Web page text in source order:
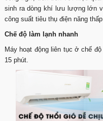
sinh ra dòng khí lưu lượng lớn
công suất tiêu thụ điện năng thấp
Chế độ làm lạnh nhanh
Máy hoạt động liên tục ở chế
15 phút.